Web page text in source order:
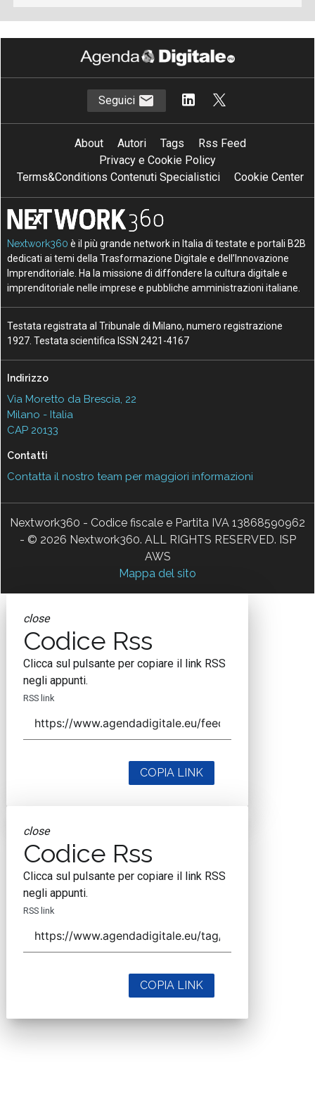
Seguici
About Autori Tags
Rss Feed
Privacy e Cookie Policy
Terms&Conditions Contenuti Specialistici
Cookie Center
Nextwork360 è il più grande network in Italia di testate e portali B2B
dedicati ai temi della Trasformazione Digitale e dell’Innovazione
Imprenditoriale. Ha la missione di diffondere la cultura digitale e
imprenditoriale nelle imprese e pubbliche amministrazioni italiane.
Testata registrata al Tribunale di Milano, numero registrazione
1927. Testata scientifica ISSN 2421-4167
Indirizzo
Via Moretto da Brescia, 22
Milano - Italia
CAP 20133
Contatti
Contatta il nostro team per maggiori informazioni
Nextwork360 - Codice fiscale e Partita IVA 13868590962
- © 2026 Nextwork360. ALL RIGHTS RESERVED. ISP
AWS
Mappa del sito
close
Codice Rss
Clicca sul pulsante per copiare il link RSS
negli appunti.
RSS link
COPIA LINK
close
Codice Rss
Clicca sul pulsante per copiare il link RSS
negli appunti.
RSS link
COPIA LINK